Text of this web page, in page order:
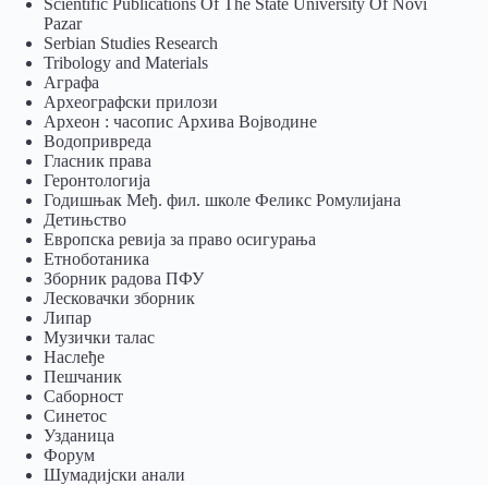
Pazar
Serbian Studies Research
Tribology and Materials
Аграфа
Археографски прилози
Археон : часопис Архива Војводине
Водопривреда
Гласник права
Геронтологија
Годишњак Међ. фил. школе Феликс Ромулијана
Детињство
Европска ревија за право осигурања
Eтноботаника
Зборник радова ПФУ
Лесковачки зборник
Липар
Музички талас
Наслеђе
Пешчаник
Саборност
Синетос
Узданица
Форум
Шумадијски анали